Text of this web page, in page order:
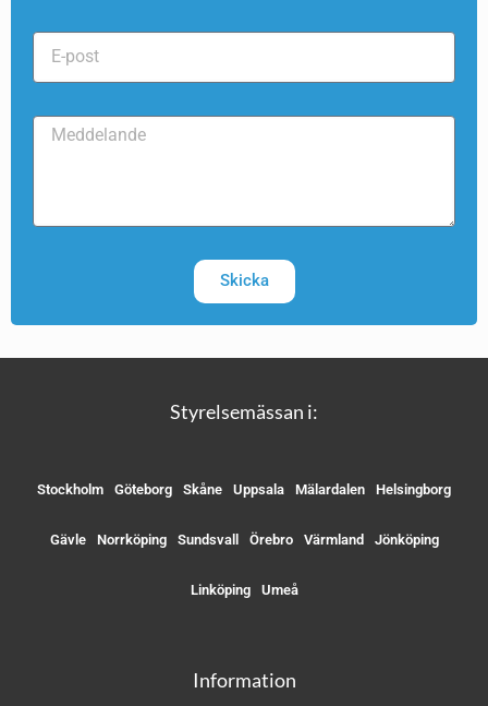
Skicka
Styrelsemässan i:
Stockholm Göteborg Skåne Uppsala Mälardalen Helsingborg
Gävle Norrköping Sundsvall Örebro Värmland Jönköping
Linköping Umeå
Information